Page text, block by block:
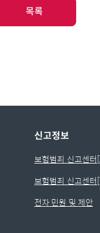
목록
신고정보
보험범죄 신고센터
보험범죄 신고센터
전자 민원 및 제안